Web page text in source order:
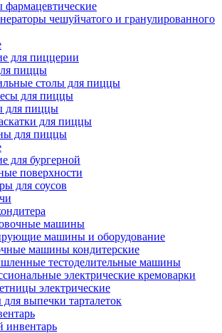
чешуйчатого и гранулированного
для пиццерии
пиццы
столы для пиццы
для пиццы
для пиццы
для пиццы
для пиццы
для бургерной
поверхности
для соусов
машины
машины и оборудование
машины кондитерские
тестоделительные машины
электрические кремоварки
электрические
выпечки тарталеток
инвентарь